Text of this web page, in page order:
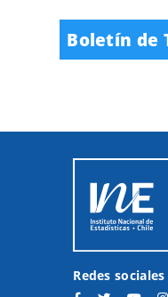
Boletín de
Redes sociales